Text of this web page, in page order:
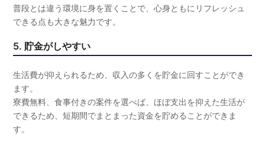
普段とは違う環境に身を置くことで、心身ともにリフレッシュ
できる点も大きな魅力です。
5. 貯金がしやすい
生活費が抑えられるため、収入の多くを貯金に回すことができ
ます。
寮費無料、食事付きの案件を選べば、ほぼ支出を抑えた生活が
できるため、短期間でまとまった資金を貯めることができま
す。